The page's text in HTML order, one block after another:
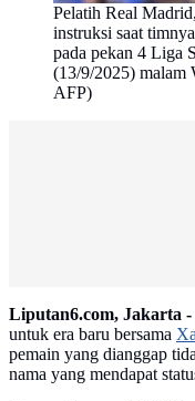
Pelatih Real
instruksi saat
pada pekan 4 Liga
(13/9/2025)
AFP)
Liputan6.com, Jakarta -
untuk era baru bersama
pemain yang dianggap
nama yang mendapat